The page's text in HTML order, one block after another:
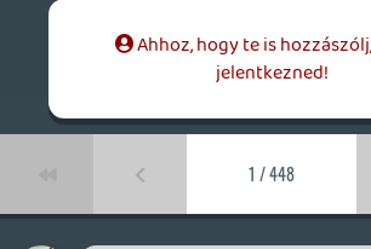
1 / 448
soliduss 2026.08.05 12:35:22 #216n3
egy igazán jó pokemon játék volt technikai
switchre... ott minden klappolt.